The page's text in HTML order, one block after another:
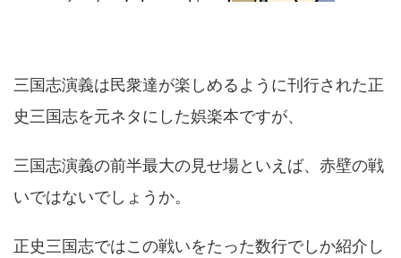
三国志演義は民衆達が楽しめるように刊行された正
史三国志を元ネタにした娯楽本ですが、
三国志演義の前半最大の見せ場といえば、赤壁の戦
いではないでしょうか。
正史三国志ではこの戦いをたった数行でしか紹介し